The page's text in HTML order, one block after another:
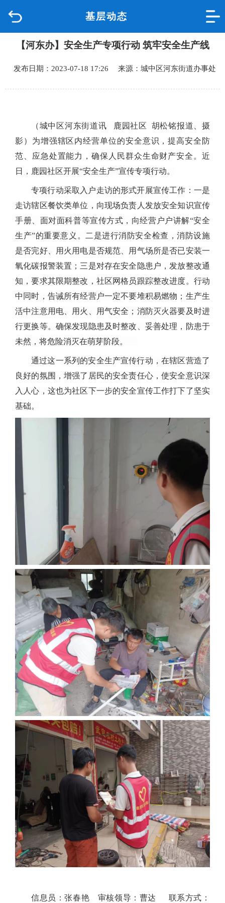
基层动态
品质城中
新闻中心
网上办事
互动回应
数据专题
【河东办】安全生产专项行动 筑牢安全生产线
发布日期：2023-07-18 17:26 来源：城中区河东街道办事处
（城中区河东街道讯 鹿园社区 胡松铭报道、摄
影） 为增强辖区内经营单位的安全意识，提高安全防
范、应急处置能力，确保人民群众生命财产安全。近
日， 鹿园社区开展“安全生产”宣传专项行动。
专项行动采取入户走访的形式开展宣传工作：一是
走访辖区餐饮类单位，向现场负责人发放安全知识宣传
手册、面对面科普等宣传方式，向经营户户讲解“安全
生产”的重要意义。二是进行消防安全检查，消防设施
是否完好、用火用电是否规范、用气场所是否已安装一
氧化碳报警装置；三是对存在安全隐患户，发放整改通
知，要求其限期整改，社区网格员跟踪整改进度。行动
中同时，告诫所有经营户一定不要堆积易燃物；生产生
活中注意用电、用火、用气安全；消防灭火器要及时进
行更换等。确保发现隐患及时整改、妥善处理，防患于
未然，将危险消灭在萌芽阶段。
通过这一系列的安全生产宣传行动，在辖区营造了
良好的氛围，增强了居民的安全责任心，使安全意识深
入人心，这也为社区下一步的安全宣传工作打下了坚实
基础。
信息员：张春艳 审核领导：曹达 联系方式：